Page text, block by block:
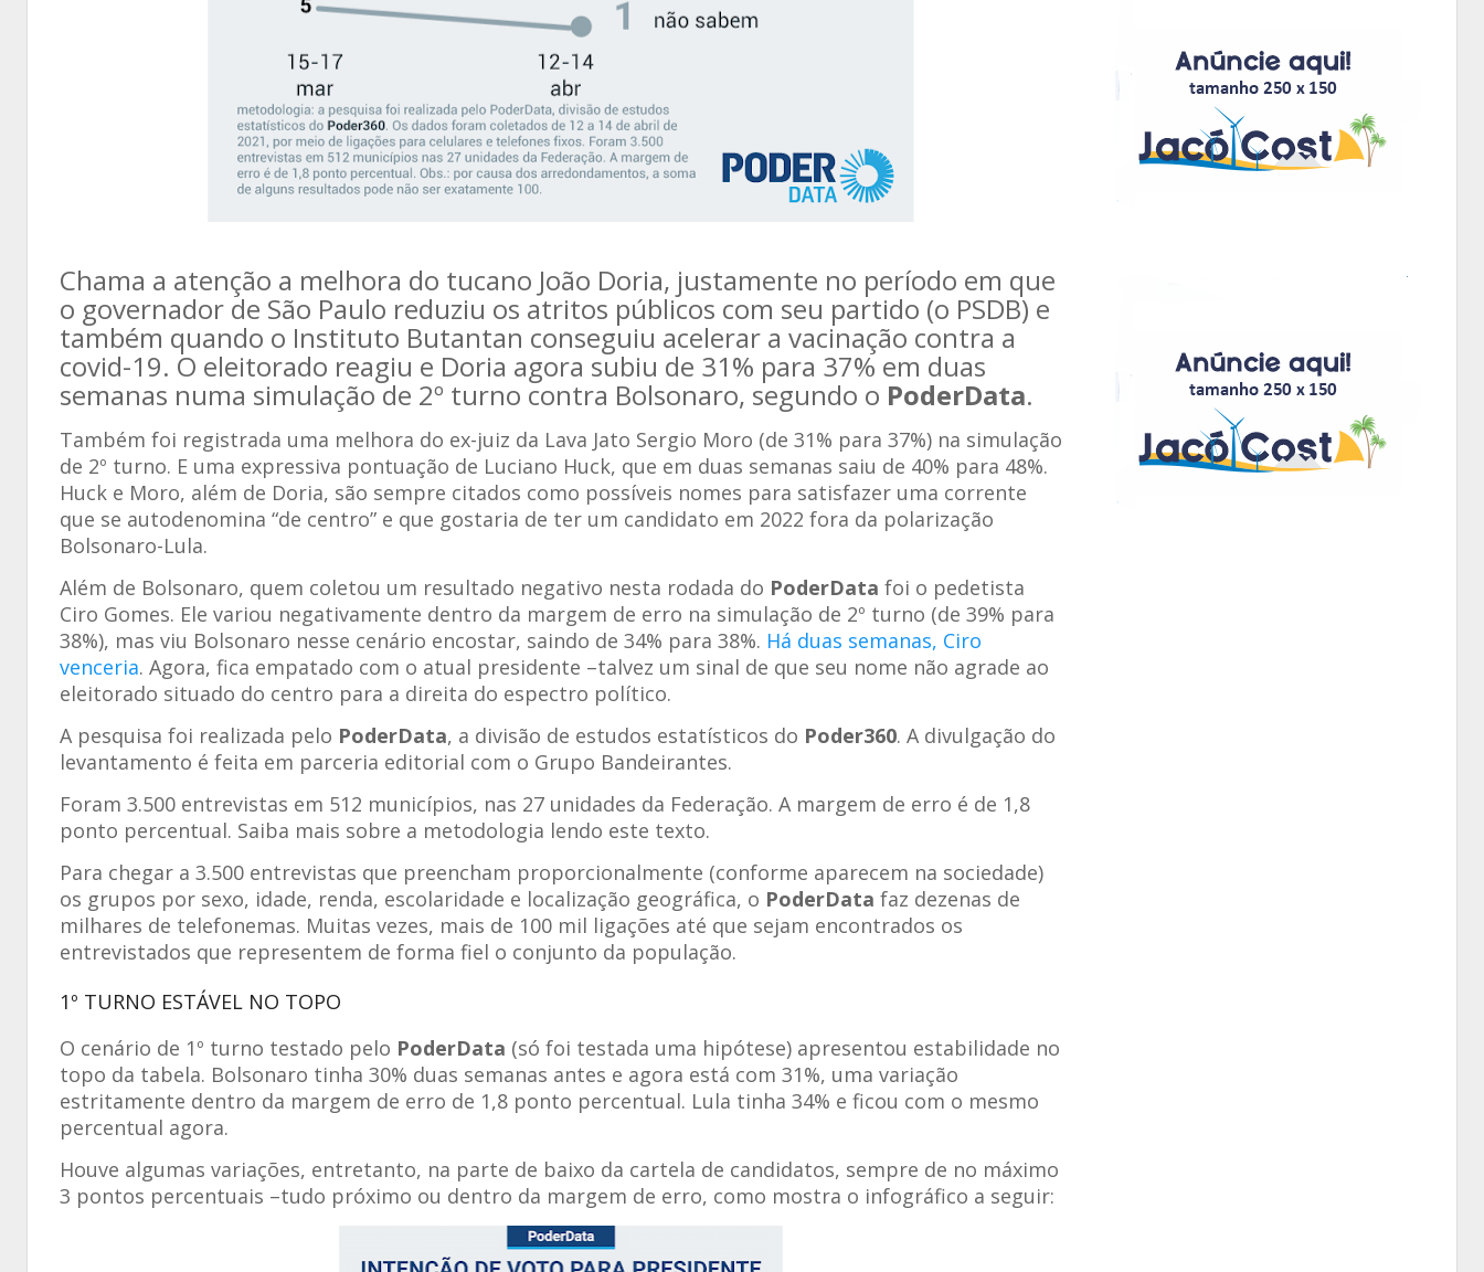
Chama a atenção a melhora do tucano João Doria, justamente no período em que
o governador de São Paulo reduziu os atritos públicos com seu partido (o PSDB) e
também quando o Instituto Butantan conseguiu acelerar a vacinação contra a
covid-19. O eleitorado reagiu e Doria agora subiu de 31% para 37% em duas
semanas numa simulação de 2º turno contra Bolsonaro, segundo o PoderData.
Também foi registrada uma melhora do ex-juiz da Lava Jato Sergio Moro (de 31% para 37%) na simulação
de 2º turno. E uma expressiva pontuação de Luciano Huck, que em duas semanas saiu de 40% para 48%.
Huck e Moro, além de Doria, são sempre citados como possíveis nomes para satisfazer uma corrente
que se autodenomina “de centro” e que gostaria de ter um candidato em 2022 fora da polarização
Bolsonaro-Lula.
Além de Bolsonaro, quem coletou um resultado negativo nesta rodada do PoderData foi o pedetista
Ciro Gomes. Ele variou negativamente dentro da margem de erro na simulação de 2º turno (de 39% para
38%), mas viu Bolsonaro nesse cenário encostar, saindo de 34% para 38%. Há duas semanas, Ciro
venceria. Agora, fica empatado com o atual presidente –talvez um sinal de que seu nome não agrade ao
eleitorado situado do centro para a direita do espectro político.
A pesquisa foi realizada pelo PoderData, a divisão de estudos estatísticos do Poder360. A divulgação do
levantamento é feita em parceria editorial com o Grupo Bandeirantes.
Foram 3.500 entrevistas em 512 municípios, nas 27 unidades da Federação. A margem de erro é de 1,8
ponto percentual. Saiba mais sobre a metodologia lendo este texto.
Para chegar a 3.500 entrevistas que preencham proporcionalmente (conforme aparecem na sociedade)
os grupos por sexo, idade, renda, escolaridade e localização geográfica, o PoderData faz dezenas de
milhares de telefonemas. Muitas vezes, mais de 100 mil ligações até que sejam encontrados os
entrevistados que representem de forma fiel o conjunto da população.
1º TURNO ESTÁVEL NO TOPO
O cenário de 1º turno testado pelo PoderData (só foi testada uma hipótese) apresentou estabilidade no
topo da tabela. Bolsonaro tinha 30% duas semanas antes e agora está com 31%, uma variação
estritamente dentro da margem de erro de 1,8 ponto percentual. Lula tinha 34% e ficou com o mesmo
percentual agora.
Houve algumas variações, entretanto, na parte de baixo da cartela de candidatos, sempre de no máximo
3 pontos percentuais –tudo próximo ou dentro da margem de erro, como mostra o infográfico a seguir: